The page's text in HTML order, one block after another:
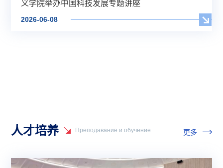
义学院举办中国科技发展专题讲座
2026-06-08
人才培养 Преподавание и обучение 更多